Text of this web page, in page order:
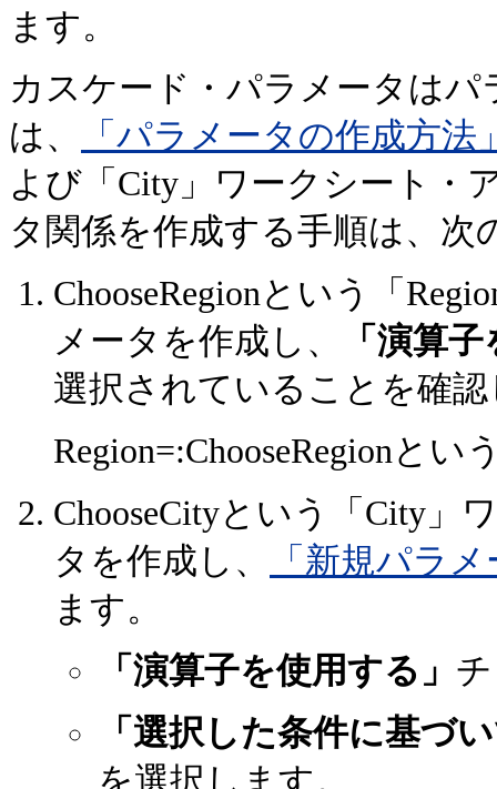
ます。
カスケード・パラメータは
は、
「パラメータの作成方法
よび「City」ワークシート・
タ関係を作成する手順は、次
ChooseRegionという「
メータを作成し、
「演算
選択されていることを確
Region=:ChooseRegionと
ChooseCityという「City」
タを作成し、
「新規パラ
ます。
「演算子を使用する」
「選択した条件に基づ
を選択します。